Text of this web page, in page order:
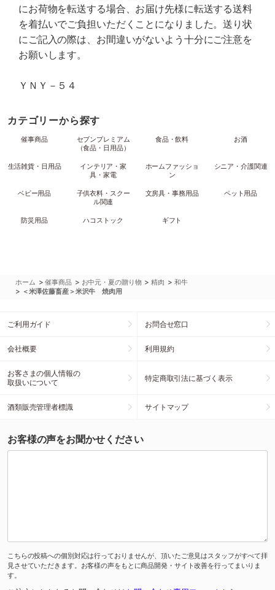
にお荷物を転送する場合、お届け先様に転送する送料
を着払いでご負担いただくことになりました。送り状
にご記入の際は、お間違いがないよう十分にご注意を
お願いします。
ＹＮＹ－５４
カテゴリーから探す
催事商品
セブンプレミアム
（食品・日用品）
食品・飲料 お酒
生活雑貨・日用品
インテリア・家
具・家電
ホームファッショ
ン
シニア・介護関連
ベビー用品
子供衣料・スクー
ル関連
文房具・事務用品 ペット用品
防災用品 ハコストック ギフト
ホーム >催事商品 > お中元・夏の贈り物 >精肉 > 和牛
> ＜米澤佐藤畜産＞米沢牛 焼肉用
ご利用ガイド お問合せ窓口
会社概要 利用規約
お客さまの個人情報の
取扱いについて
特定商取引法に基づく表示
酒類販売管理者標識 サイトマップ
お客様の声をお聞かせください
こちらの投稿への個別対応は行っておりませんが、頂いたご意見はスタッフがすべて拝
見させていただきます。お客様の声をもとに商品開発・サイト改善を行ってまいりま
す。